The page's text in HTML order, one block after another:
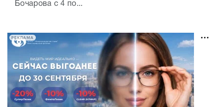
Бочарова с 4 по...
РЕКЛАМА